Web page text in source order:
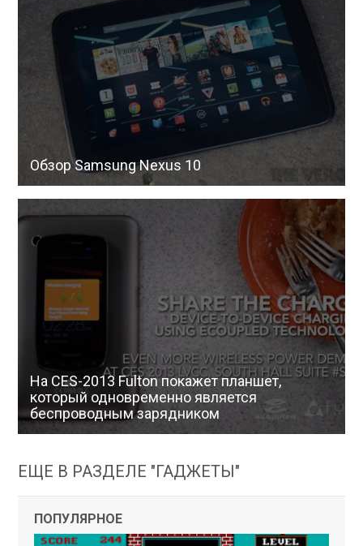
Обзор Samsung Nexus 10
На CES-2013 Fulton покажет планшет,
который одновременно является
беспроводным зарядником
ЕЩЕ В РАЗДЕЛЕ "ГАДЖЕТЫ"
ПОПУЛЯРНОЕ